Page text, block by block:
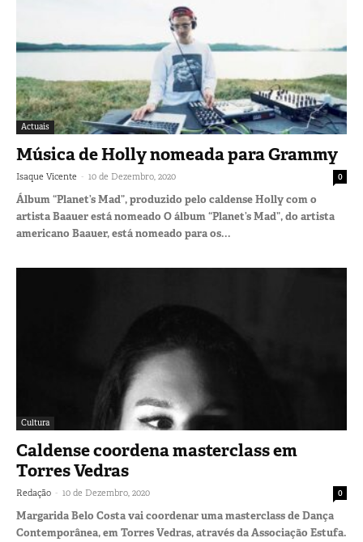
Actuais
Música de Holly nomeada para Grammy
Isaque Vicente - 10 de Dezembro, 2020 0
Álbum “Planet’s Mad”, produzido pelo caldense Holly com o
artista Baauer está nomeado O álbum “Planet’s Mad”, do artista
americano Baauer, está nomeado para os...
Cultura
Caldense coordena masterclass em
Torres Vedras
Redação - 10 de Dezembro, 2020 0
Margarida Belo Costa vai coordenar uma masterclass de Dança
Contemporânea, em Torres Vedras, através da Associação Estufa.